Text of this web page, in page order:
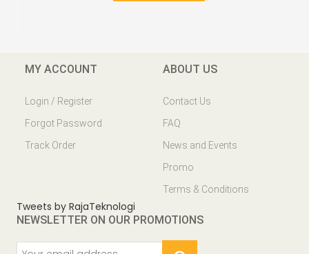
MY ACCOUNT
Login / Register
Forgot Password
Track Order
ABOUT US
Contact Us
FAQ
News and Events
Promo
Terms & Conditions
Tweets by RajaTeknologi
NEWSLETTER ON OUR PROMOTIONS